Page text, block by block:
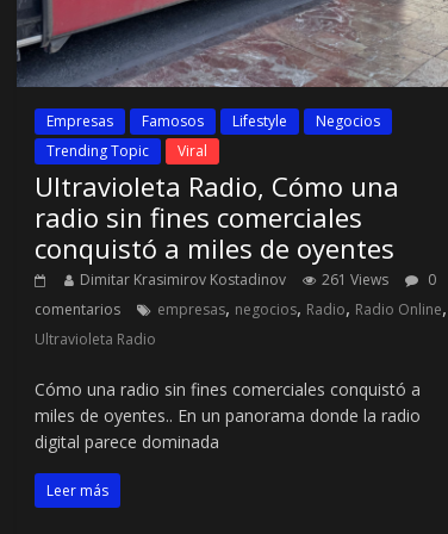
Empresas Famosos Lifestyle
Negocios
Trending Topic
Viral
Ultravioleta Radio, Cómo una
radio sin fines comerciales
conquistó a miles de oyentes
Dimitar Krasimirov Kostadinov 261 Views
0
comentarios
empresas, negocios, Radio, Radio Online,
Ultravioleta Radio
Cómo una radio sin fines comerciales conquistó a
miles de oyentes.. En un panorama donde la radio
digital parece dominada
Leer más